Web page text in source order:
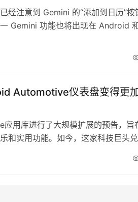
注意到 Gemini 的“添加到日历”按
Gemini 功能也将出现在 Android
，识别任何类似日历事件的内容，
Automotive仪表盘变得更
用库进行了大规模扩展的预告，旨
和实用功能。如今，这家科技巨头兑
驶员和乘客将能够访问更广泛的应用